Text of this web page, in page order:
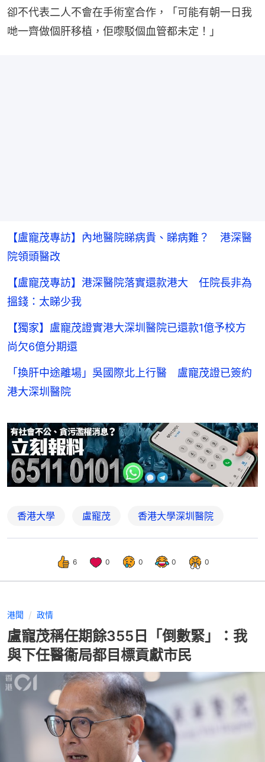
卻不代表二人不會在手術室合作，「可能有朝一日我
哋一齊做個肝移植，佢嚟駁個血管都未定！」
【盧寵茂專訪】內地醫院睇病貴、睇病難？ 港深醫
院領頭醫改
【盧寵茂專訪】港深醫院落實還款港大 任院長非為
搵錢：太睇少我
【獨家】盧寵茂證實港大深圳醫院已還款1億予校方
尚欠6億分期還
「換肝中途離場」吳國際北上行醫 盧寵茂證已簽約
港大深圳醫院
香港大學 盧寵茂 香港大學深圳醫院
6 0 0 0 0
港聞 政情
盧寵茂稱任期餘355日「倒數緊」：我
與下任醫衞局都目標貢獻市民